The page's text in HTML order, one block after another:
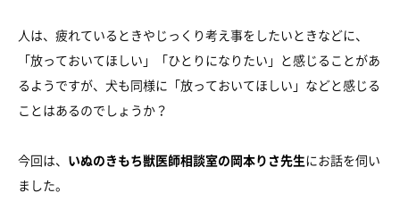
人は、疲れているときやじっくり考え事をしたいときなどに、
「放っておいてほしい」「ひとりになりたい」と感じることがあ
るようですが、犬も同様に「放っておいてほしい」などと感じる
ことはあるのでしょうか？
今回は、 いぬのきもち獣医師相談室の岡本りさ先生にお話を伺い
ました。